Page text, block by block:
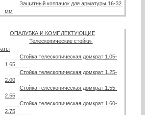
Защитный колпачок для арматуры 16-32
мм
ОПАЛУБКА И КОМПЛЕКТУЮЩИЕ
Телескопические стойки-
Стойка телескопическая домкрат 1.05-
1.65
Стойка телескопическая домкрат 1.25-
2.00
Стойка телескопическая домкрат 1.55-
2.55
Стойка телескопическая домкрат 1.60-
2.75